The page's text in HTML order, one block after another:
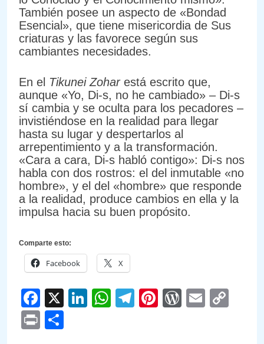
También posee un aspecto de «Bondad
Esencial», que tiene misericordia de Sus
criaturas y las favorece según sus
cambiantes necesidades.
En el Tikunei Zoharestá escrito que,
aunque «Yo, Di-s, no he cambiado» – Di-s
sí cambia y se oculta para los pecadores –
invistiéndose en la realidad para llegar
hasta su lugar y despertarlos al
arrepentimiento y a la transformación.
«Cara a cara, Di-s habló contigo»: Di-s nos
habla con dos rostros: el del inmutable «no
hombre», y el del «hombre» que responde
a la realidad, produce cambios en ella y la
impulsa hacia su buen propósito.
Comparte esto:
Facebook X
Facebook
X LinkedIn
WhatsApp
Telegram
PinterestEmail
Print